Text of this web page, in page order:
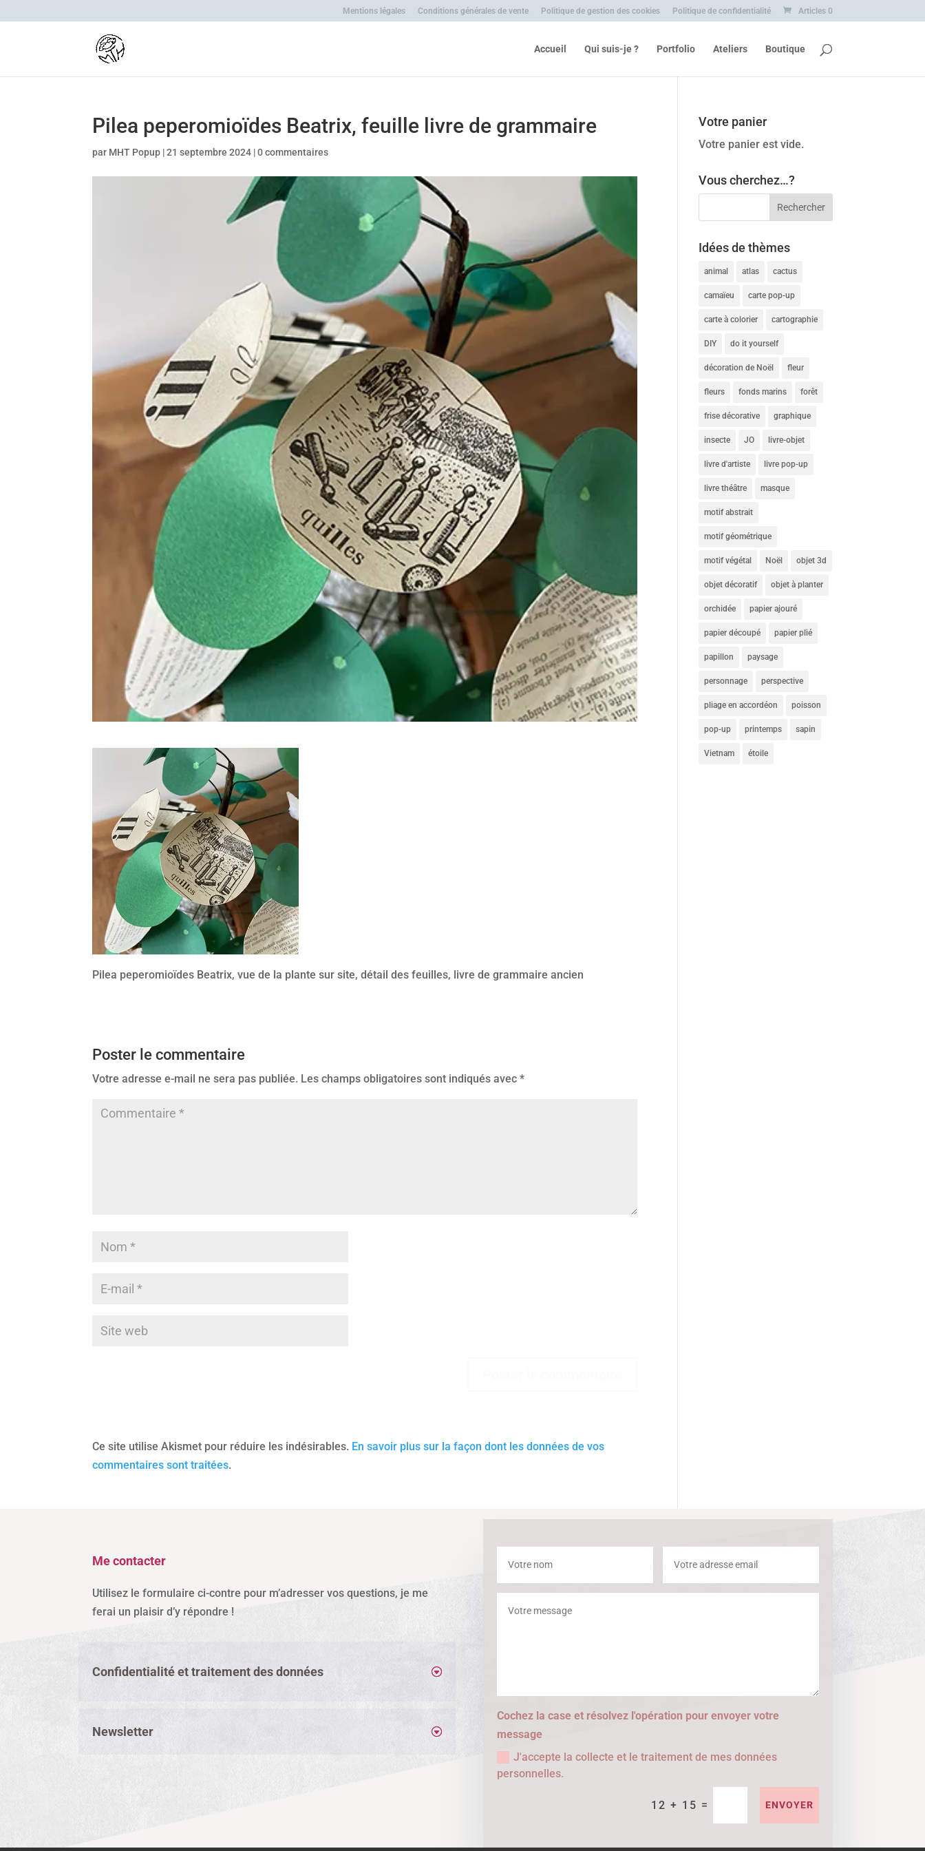
Mentions légales Conditions générales de vente Politique de gestion des cookies Politique de confidentialité Articles 0
Accueil Qui suis-je ? Portfolio Ateliers Boutique
Pilea peperomioïdes Beatrix, feuille livre de grammaire
par MHT Popup |21 septembre 2024 |0 commentaires
Pilea peperomioïdes Beatrix, vue de la plante sur site, détail des feuilles, livre de grammaire ancien
Poster le commentaire
Votre adresse e-mail ne sera pas publiée. Les champs obligatoires sont indiqués avec*
Ce site utilise Akismet pour réduire les indésirables. En savoir plus sur la façon dont les données de vos
commentaires sont traitées.
Votre panier
Votre panier est vide.
Vous cherchez…?
Idées de thèmes
animal atlas cactus
camaïeu carte pop-up
carte à colorier cartographie
DIY do it yourself
décoration de Noël fleur
fleurs fonds marins forêt
frise décorative graphique
insecte JO livre-objet
livre d'artiste livre pop-up
livre théâtre masque
motif abstrait
motif géométrique
motif végétal Noël objet 3d
objet décoratif objet à planter
orchidée papier ajouré
papier découpé papier plié
papillon paysage
personnage perspective
pliage en accordéon poisson
pop-up printemps sapin
Vietnam étoile
Me contacter
Utilisez le formulaire ci-contre pour m’adresser vos questions, je me
ferai un plaisir d’y répondre !
Confidentialité et traitement des données
Newsletter
Cochez la case et résolvez l'opération pour envoyer votre
message
J'accepte la collecte et le traitement de mes données
personnelles.
12 + 15 = ENVOYER